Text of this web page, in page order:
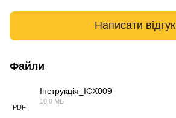
Написати відгук
Файли
PDF
Інструкція_ICX009
10.8 МБ